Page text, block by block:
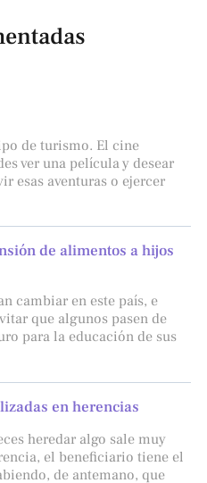
de turismo. El cine
ver una película y desear
esas aventuras o ejercer
de alimentos a hijos
cambiar en este país, e
que algunos pasen de
para la educación de sus
en herencias
heredar algo sale muy
el beneficiario tiene el
de antemano, que